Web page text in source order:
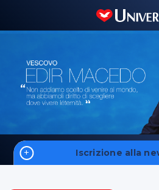
Iscrizione alla